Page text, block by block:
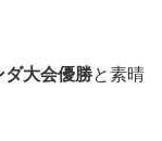
ダ大会優勝と素晴